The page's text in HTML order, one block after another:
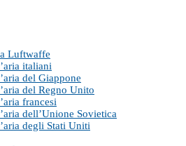
Luftwaffe
italiani
del Giappone
del Regno Unito
francesi
dell’Unione Sovietica
degli Stati Uniti